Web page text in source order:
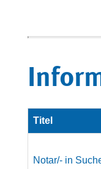
Titel
Notar/- in